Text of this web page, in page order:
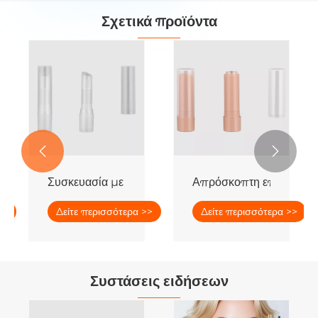
Σχετικά προϊόντα
με συσκευασία πολλαπλών χρήσεων
Συσκευασία με απρόσκοπτο γωνιακό κραγιόν
Δείτε περισσότερα >>
Απρόσκοπτη επίπεδη
Δείτε περισσότερα >>
 
Συστάσεις ειδήσεων